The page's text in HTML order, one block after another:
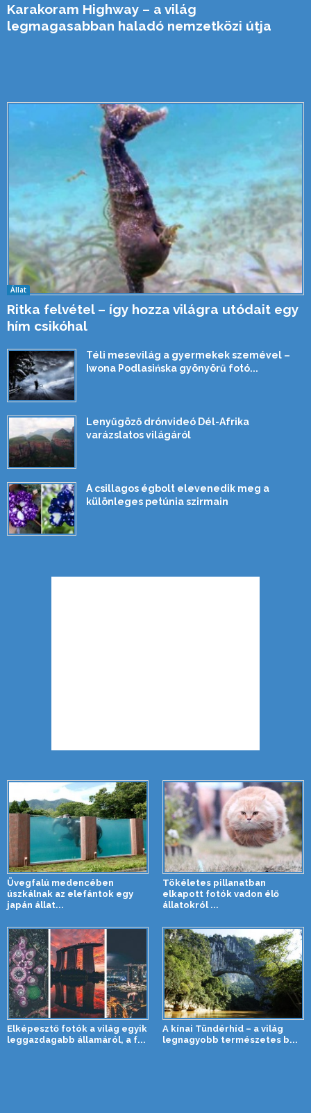
Karakoram Highway – a világ
legmagasabban haladó nemzetközi útja
Állat
Ritka felvétel – így hozza világra utódait egy
hím csikóhal
Téli mesevilág a gyermekek szemével –
Iwona Podlasińska gyönyörű fotó...
Lenyűgöző drónvideó Dél-Afrika
varázslatos világáról
A csillagos égbolt elevenedik meg a
különleges petúnia szirmain
Üvegfalú medencében
úszkálnak az elefántok egy
japán állat...
Tökéletes pillanatban
elkapott fotók vadon élő
állatokról ...
Elképesztő fotók a világ egyik
leggazdagabb államáról, a f...
A kínai Tündérhíd – a világ
legnagyobb természetes b...